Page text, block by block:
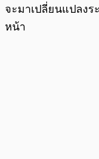
จะมาเปลี่ยนแปลงร
หน้า